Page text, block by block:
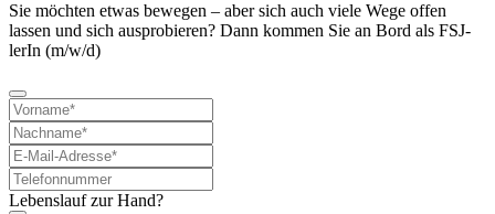
Sie möchten etwas bewegen – aber sich auch viele Wege offen
lassen und sich ausprobieren? Dann kommen Sie an Bord als FSJ-
lerIn (m/w/d)
Lebenslauf zur Hand?